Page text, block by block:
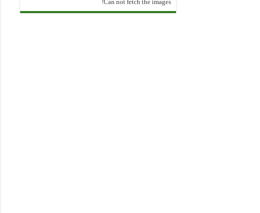
Can not fetch the images!